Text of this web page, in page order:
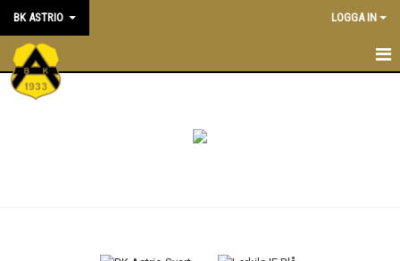
BK ASTRIO LOGGA IN
HEM